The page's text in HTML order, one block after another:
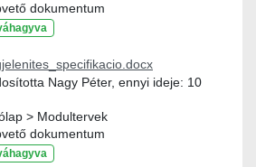
dokumentum
Nagy Péter, ennyi ideje: 10
> Modultervek
dokumentum